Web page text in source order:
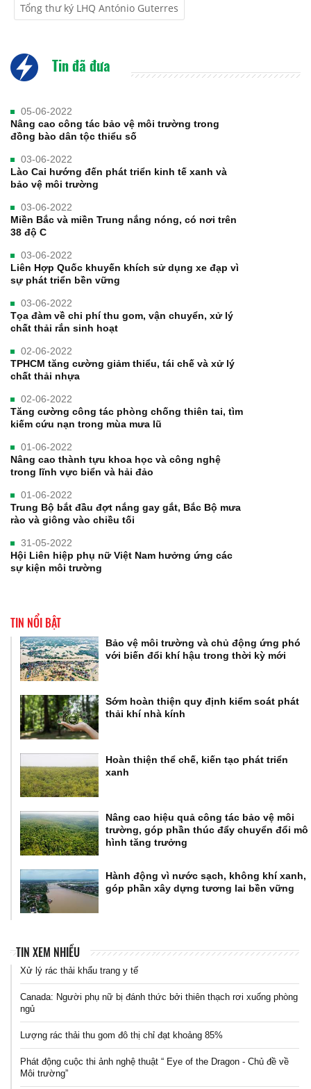
Tổng thư ký LHQ António Guterres
Tin đã đưa
05-06-2022
Nâng cao công tác bảo vệ môi trường trong
đồng bào dân tộc thiểu số
03-06-2022
Lào Cai hướng đến phát triển kinh tế xanh và
bảo vệ môi trường
03-06-2022
Miền Bắc và miền Trung nắng nóng, có nơi trên
38 độ C
03-06-2022
Liên Hợp Quốc khuyến khích sử dụng xe đạp vì
sự phát triển bền vững
03-06-2022
Tọa đàm về chi phí thu gom, vận chuyển, xử lý
chất thải rắn sinh hoạt
02-06-2022
TPHCM tăng cường giảm thiểu, tái chế và xử lý
chất thải nhựa
02-06-2022
Tăng cường công tác phòng chống thiên tai, tìm
kiếm cứu nạn trong mùa mưa lũ
01-06-2022
Nâng cao thành tựu khoa học và công nghệ
trong lĩnh vực biển và hải đảo
01-06-2022
Trung Bộ bắt đầu đợt nắng gay gắt, Bắc Bộ mưa
rào và giông vào chiều tối
31-05-2022
Hội Liên hiệp phụ nữ Việt Nam hưởng ứng các
sự kiện môi trường
TIN NỔI BẬT
Bảo vệ môi trường và chủ động ứng phó
với biến đổi khí hậu trong thời kỳ mới
Sớm hoàn thiện quy định kiểm soát phát
thải khí nhà kính
Hoàn thiện thể chế, kiến tạo phát triển
xanh
Nâng cao hiệu quả công tác bảo vệ môi
trường, góp phần thúc đẩy chuyển đổi mô
hình tăng trưởng
Hành động vì nước sạch, không khí xanh,
góp phần xây dựng tương lai bền vững
TIN XEM NHIỀU
Xử lý rác thải khẩu trang y tế
Canada: Người phụ nữ bị đánh thức bởi thiên thạch rơi xuống phòng
ngủ
Lượng rác thải thu gom đô thị chỉ đạt khoảng 85%
Phát động cuộc thi ảnh nghệ thuật “ Eye of the Dragon - Chủ đề về
Môi trường”